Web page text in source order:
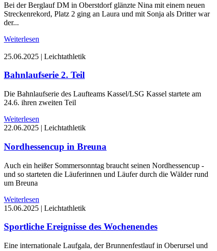
Bei der Berglauf DM in Oberstdorf glänzte Nina mit einem neuen
Streckenrekord, Platz 2 ging an Laura und mit Sonja als Dritter war
der...
Weiterlesen
25.06.2025 | Leichtathletik
Bahnlaufserie 2. Teil
Die Bahnlaufserie des Laufteams Kassel/LSG Kassel startete am
24.6. ihren zweiten Teil
Weiterlesen
22.06.2025 | Leichtathletik
Nordhessencup in Breuna
Auch ein heißer Sommersonntag braucht seinen Nordhessencup -
und so starteten die Läuferinnen und Läufer durch die Wälder rund
um Breuna
Weiterlesen
15.06.2025 | Leichtathletik
Sportliche Ereignisse des Wochenendes
Eine internationale Laufgala, der Brunnenfestlauf in Oberursel und